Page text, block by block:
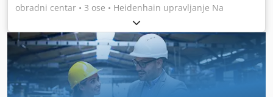
obradni centar • 3 ose • Heidenhain upravljanje Na
prodaju je Alzmetall BAZ 15 CNC, kompaktan i robustan
vertikalni obradni centar sa Heidenhain upravljanjem.
Mašina je još uvek u radu i može se pogledati pod
naponom. U veoma je očuvanom i tehnički ispravnom
stanju. Tehničke karakteristike: Proizvođač: Alzmetall
Model: BAZ 15 CNC Primena: Glodanje Tip mašine: